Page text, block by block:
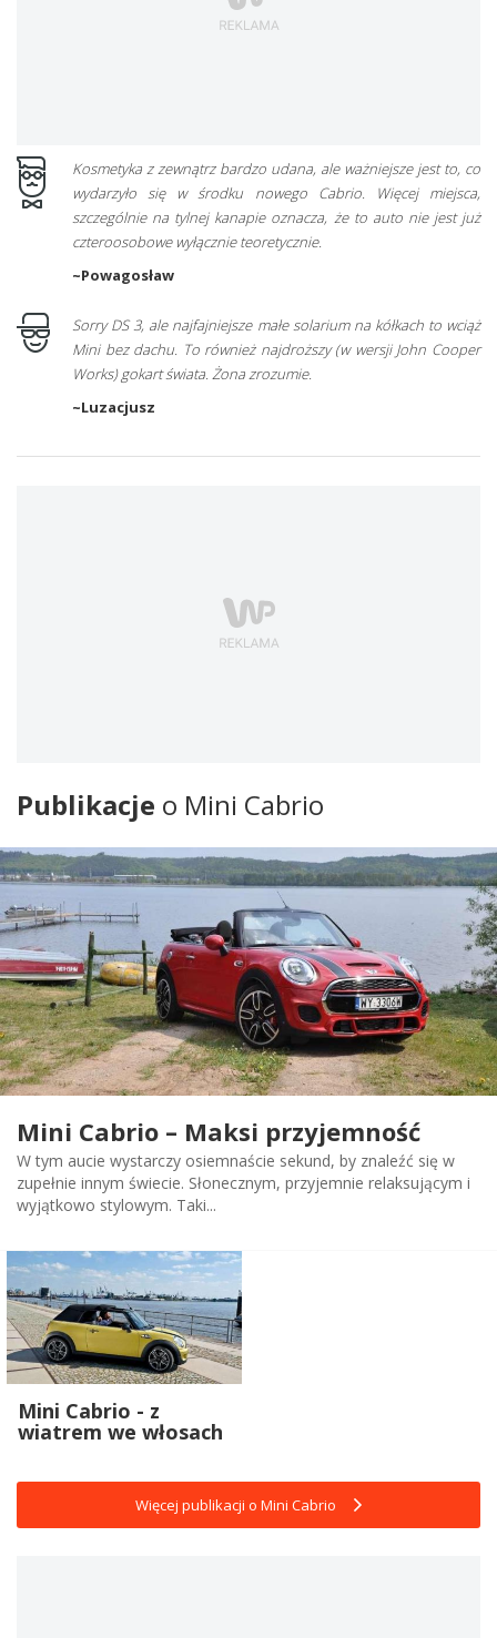
Kosmetyka z zewnątrz bardzo udana, ale ważniejsze jest to, co
wydarzyło się w środku nowego Cabrio. Więcej miejsca,
szczególnie na tylnej kanapie oznacza, że to auto nie jest już
czteroosobowe wyłącznie teoretycznie.
~Powagosław
Sorry DS 3, ale najfajniejsze małe solarium na kółkach to wciąż
Mini bez dachu. To również najdroższy (w wersji John Cooper
Works) gokart świata. Żona zrozumie.
~Luzacjusz
Publikacje o Mini Cabrio
Mini Cabrio – Maksi przyjemność
W tym aucie wystarczy osiemnaście sekund, by znaleźć się w
zupełnie innym świecie. Słonecznym, przyjemnie relaksującym i
wyjątkowo stylowym. Taki...
Mini Cabrio - z
wiatrem we włosach
Więcej publikacji o Mini Cabrio